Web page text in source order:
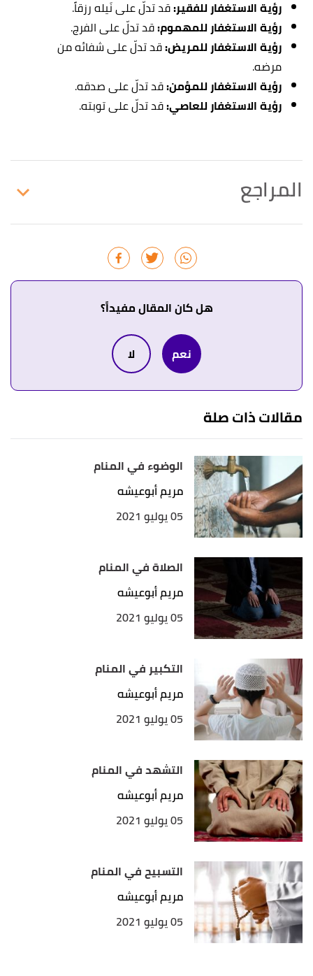
رؤية الاستغفار للفقير:قد تدلّ على نَيله رزقاً.
رؤية الاستغفار للمهموم:قد تدلّ على الفرج.
رؤية الاستغفار للمريض:قد تدلّ على شفائه من
مرضه.
رؤية الاستغفار للمؤمن:قد تدلّ على صدقه.
رؤية الاستغفار للعاصي:قد تدلّ على توبته.
المراجع
^أبتتدل رؤية الاستغفار في,الدنيا، ويمنُّ عليه بزينة
الآخرة. "تفسير حلم الاستغفار ورؤية الاستغفار في
"سيد الاستغفار" طريق الإسلام. بتصرّف.
↑"تفسير حلم الاستغفار في المنام لابن سيرين"،
هل كان المقال مفيداً؟
نعم لا
مقالات ذات صلة
الوضوء في المنام
مريم أبوعيشه
05 يوليو 2021
الصلاة في المنام
مريم أبوعيشه
05 يوليو 2021
التكبير في المنام
مريم أبوعيشه
05 يوليو 2021
التشهد في المنام
مريم أبوعيشه
05 يوليو 2021
التسبيح في المنام
مريم أبوعيشه
05 يوليو 2021